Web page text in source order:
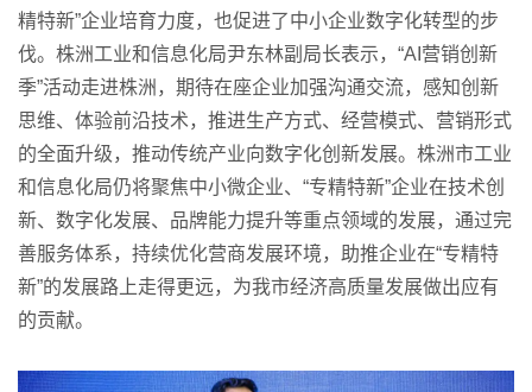
精特新”企业培育力度，也促进了中小企业数字化转型的步
伐。株洲工业和信息化局尹东林副局长表示，“AI营销创新
季”活动走进株洲，期待在座企业加强沟通交流，感知创新
思维、体验前沿技术，推进生产方式、经营模式、营销形式
的全面升级，推动传统产业向数字化创新发展。株洲市工业
和信息化局仍将聚焦中小微企业、“专精特新”企业在技术创
新、数字化发展、品牌能力提升等重点领域的发展，通过完
善服务体系，持续优化营商发展环境，助推企业在“专精特
新”的发展路上走得更远，为我市经济高质量发展做出应有
的贡献。